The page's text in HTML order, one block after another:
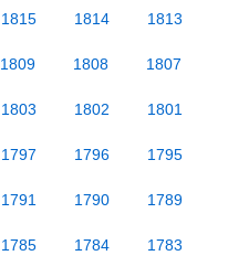
1815 1814 1813
1809 1808 1807
1803 1802 1801
1797 1796 1795
1791 1790 1789
1785 1784 1783